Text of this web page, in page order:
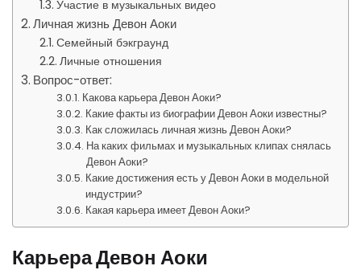
Участие в музыкальных видео
Личная жизнь Девон Аоки
Семейный бэкграунд
Личные отношения
Вопрос-ответ:
Какова карьера Девон Аоки?
Какие факты из биографии Девон Аоки известны?
Как сложилась личная жизнь Девон Аоки?
На каких фильмах и музыкальных клипах снялась
Девон Аоки?
Какие достижения есть у Девон Аоки в модельной
индустрии?
Какая карьера имеет Девон Аоки?
Карьера Девон Аоки